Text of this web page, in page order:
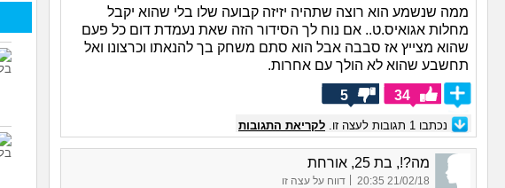
ממה שנשמע הוא רוצה שתהיה יזיזה קבועה שלו בלי שהוא יקבל
מחלות אגואיס.ט.. אם נוח לך הסידור הזה שאת נעמדת דום כל פעם
שהוא מצייץ אז סבבה אבל הוא סתם משחק בך להנאתו וכרצונו ואל
תחשבע שהוא לא הולך עם אחרות.
34
5
נכתבו 1 תגובות לעצה זו. לקריאת התגובות
מה?!, בת 25, אורחת
21/02/18 20:35
| דווח על עצה זו